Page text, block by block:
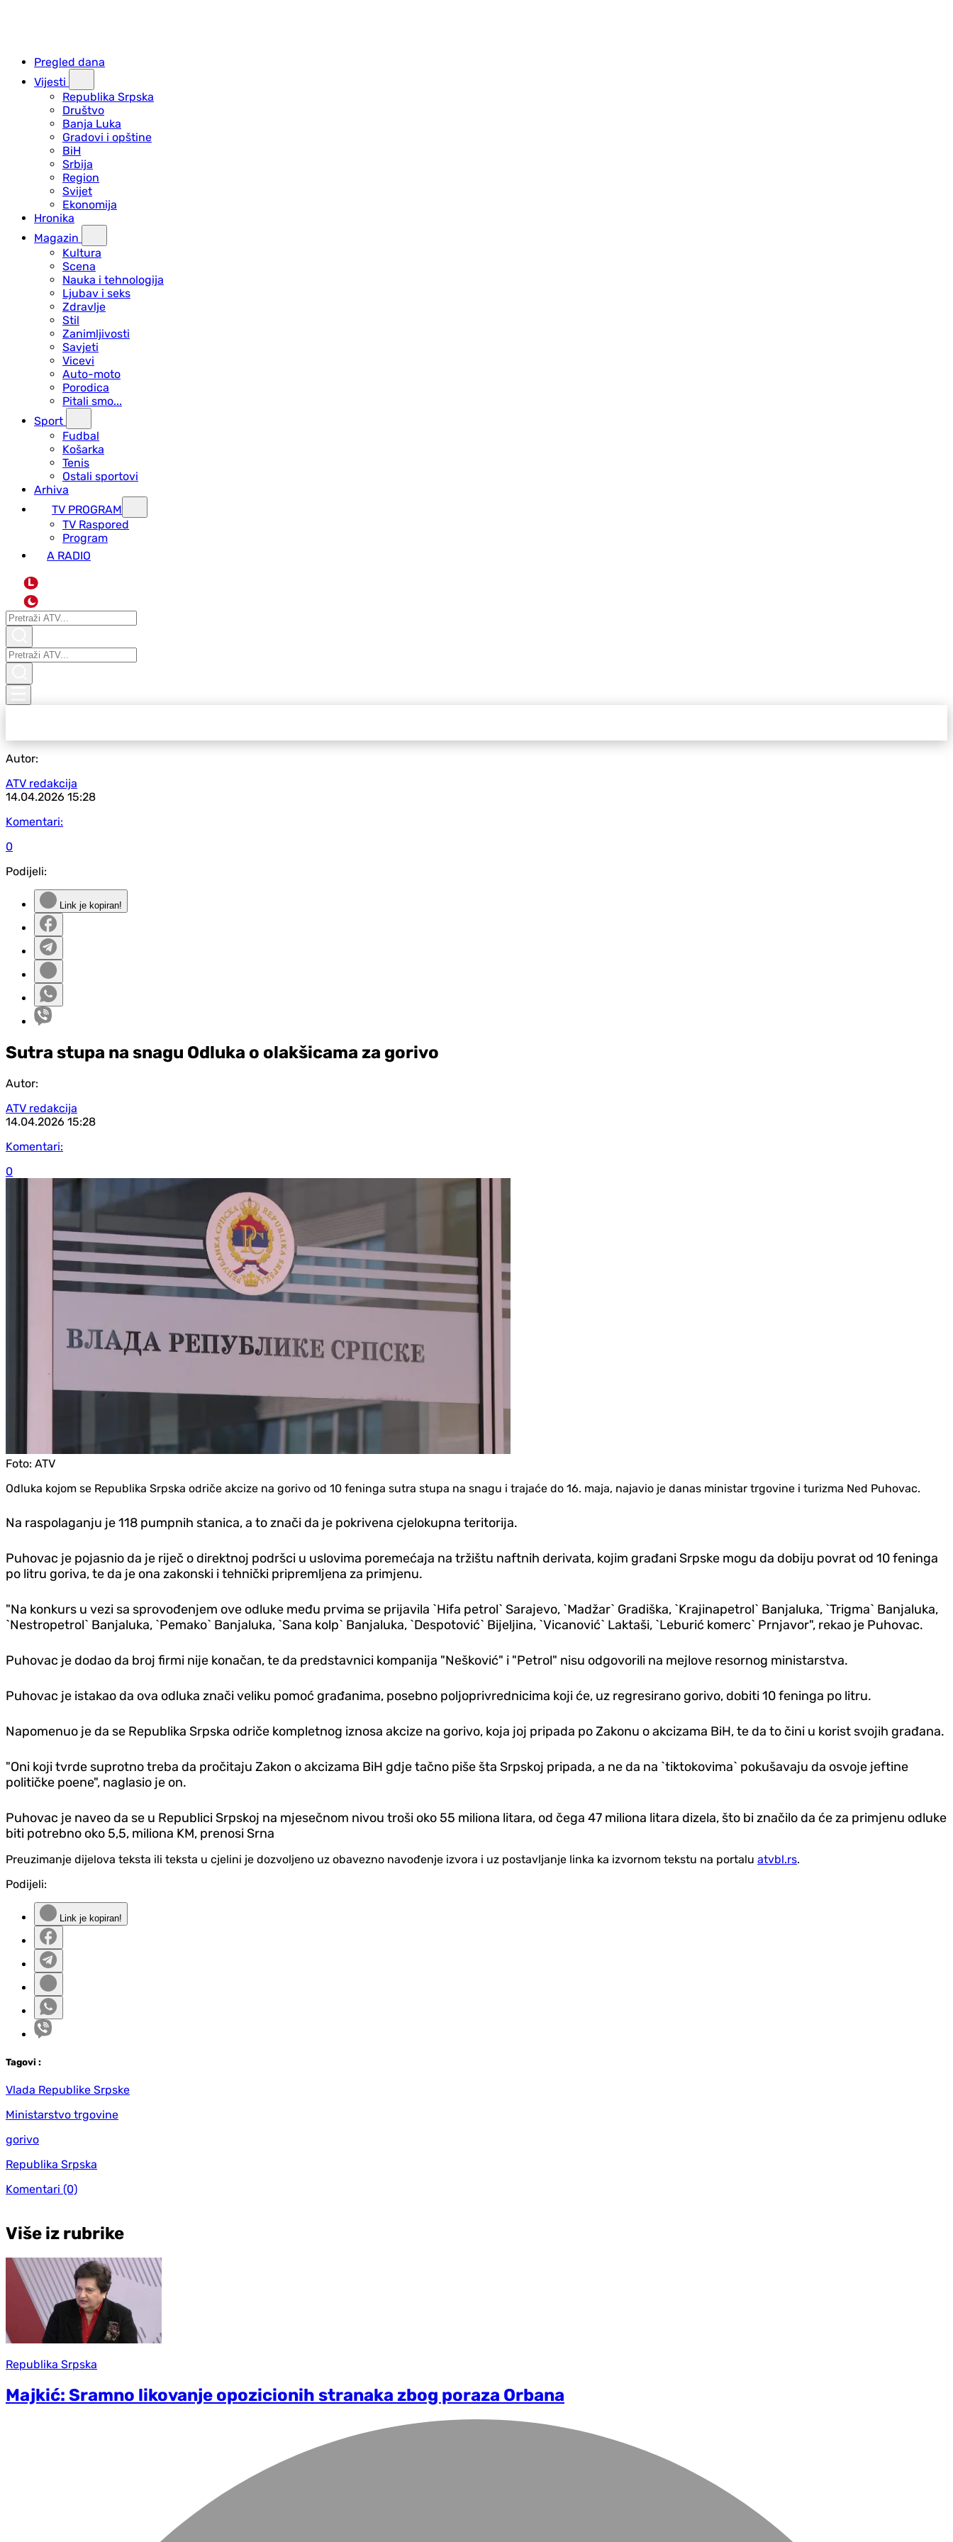
Pregled dana
Vijesti
Republika Srpska
Društvo
Banja Luka
Gradovi i opštine
BiH
Srbija
Region
Svijet
Ekonomija
Hronika
Magazin
Kultura
Scena
Nauka i tehnologija
Ljubav i seks
Zdravlje
Stil
Zanimljivosti
Savjeti
Vicevi
Auto-moto
Porodica
Pitali smo...
Sport
Fudbal
Košarka
Tenis
Ostali sportovi
Arhiva
TV PROGRAM
ТV Raspored
Program
A RADIO
L
Autor:
ATV redakcija
14.04.2026 15:28
Komentari:
0
Podijeli:
Link je kopiran!
Sutra stupa na snagu Odluka o olakšicama za gorivo
Autor:
ATV redakcija
14.04.2026 15:28
Komentari:
0
Foto: ATV
Odluka kojom se Republika Srpska odriče akcize na gorivo od 10 feninga sutra stupa na snagu i trajaće do 16. maja, najavio je danas ministar trgovine i turizma Ned Puhovac.
Na raspolaganju je 118 pumpnih stanica, a to znači da je pokrivena cjelokupna teritorija.
Puhovac je pojasnio da je riječ o direktnoj podršci u uslovima poremećaja na tržištu naftnih derivata, kojim građani Srpske mogu da dobiju povrat od 10 feninga
po litru goriva, te da je ona zakonski i tehnički pripremljena za primjenu.
"Na konkurs u vezi sa sprovođenjem ove odluke među prvima se prijavila `Hifa petrol` Sarajevo, `Madžar` Gradiška, `Krajinapetrol` Banjaluka, `Trigma` Banjaluka,
`Nestropetrol` Banjaluka, `Pemako` Banjaluka, `Sana kolp` Banjaluka, `Despotović` Bijeljina, `Vicanović` Laktaši, `Leburić komerc` Prnjavor", rekao je Puhovac.
Puhovac je dodao da broj firmi nije konačan, te da predstavnici kompanija "Nešković" i "Petrol" nisu odgovorili na mejlove resornog ministarstva.
Puhovac je istakao da ova odluka znači veliku pomoć građanima, posebno poljoprivrednicima koji će, uz regresirano gorivo, dobiti 10 feninga po litru.
Napomenuo je da se Republika Srpska odriče kompletnog iznosa akcize na gorivo, koja joj pripada po Zakonu o akcizama BiH, te da to čini u korist svojih građana.
"Oni koji tvrde suprotno treba da pročitaju Zakon o akcizama BiH gd‌je tačno piše šta Srpskoj pripada, a ne da na `tiktokovima` pokušavaju da osvoje jeftine
političke poene", naglasio je on.
Puhovac je naveo da se u Republici Srpskoj na mjesečnom nivou troši oko 55 miliona litara, od čega 47 miliona litara dizela, što bi značilo da će za primjenu odluke
biti potrebno oko 5,5, miliona KM, prenosi Srna
Preuzimanje dijelova teksta ili teksta u cjelini je dozvoljeno uz obavezno navođenje izvora i uz postavljanje linka ka izvornom tekstu na portalu atvbl.rs.
Podijeli:
Link je kopiran!
Tagovi :
Vlada Republike Srpske
Ministarstvo trgovine
gorivo
Republika Srpska
Komentari (0)
Više iz rubrike
Republika Srpska
Majkić: Sramno likovanje opozicionih stranaka zbog poraza Orbana